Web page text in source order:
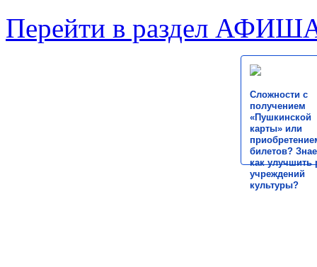
Перейти в раздел
Сложности с
получением
«Пушкинской
карты» или
билетов?
как улучшить
учреждений
культуры?